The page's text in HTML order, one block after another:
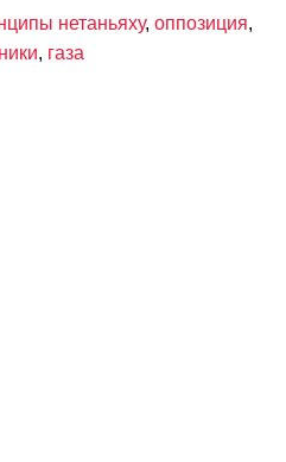
нетаньяху, оппозиция,
, газа